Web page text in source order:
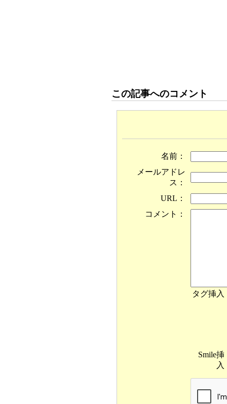
この記事へのコメント
名前：
メールアドレ
ス：
URL：
コメント：
タグ挿入
Smile挿
入